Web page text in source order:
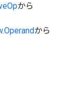
から
から